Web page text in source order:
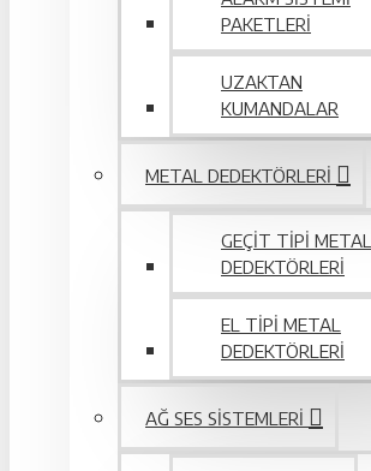
PAKETLERI
UZAKTAN
KUMANDALAR
METAL DEDEKTÖRLERI
GEÇIT TIPI METAL
DEDEKTÖRLERI
EL TIPI METAL
DEDEKTÖRLERI
AĞ SES SISTEMLERI